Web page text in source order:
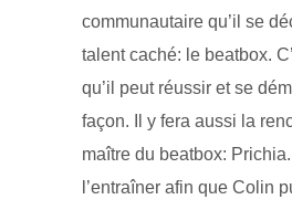
communautaire qu’il se
talent caché: le beatbox.
qu’il peut réussir et se
façon. Il y fera aussi la
maître du beatbox:
l’entraîner afin que Colin